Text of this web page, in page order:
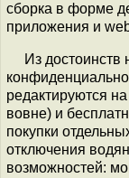
сборка в форме
приложения и
Из достоинств
редактируются
вовне) и
покупки
отключения
возможностей: